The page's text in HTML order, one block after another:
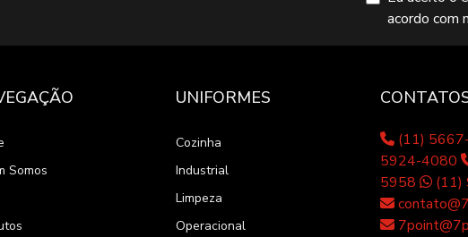
acordo com
Somos
UNIFORMES
Cozinha
Industrial
Limpeza
Operacional
(11)
5924-4080
5958
(11)